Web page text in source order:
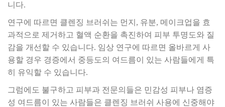
니다.
연구에 따르면 클렌징 브러쉬는 먼지, 유분, 메이크업을 효
과적으로 제거하고 혈액 순환을 촉진하여 피부 투명도와 질
감을 개선할 수 있습니다. 임상 연구에 따르면 올바르게 사
용할 경우 경증에서 중등도의 여드름이 있는 사람들에게 특
히 유익할 수 있습니다.
그럼에도 불구하고 피부과 전문의들은 민감성 피부나 염증
성 여드름이 있는 사람들은 클렌징 브러쉬 사용에 신중해야